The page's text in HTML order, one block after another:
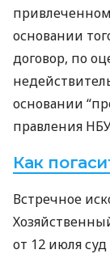
основании
договор, по
основании
правления
Как
Встречное
от 12 июля суд